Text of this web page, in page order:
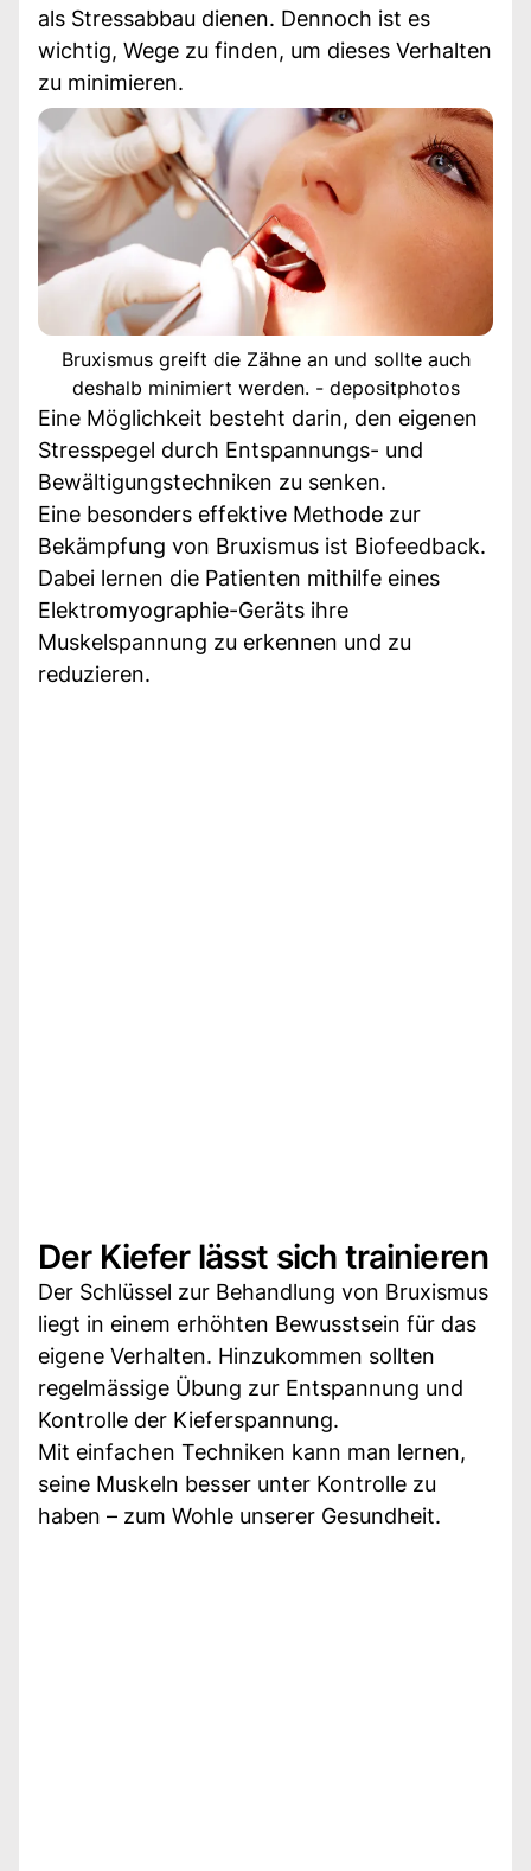
als Stressabbau dienen. Dennoch ist es
wichtig, Wege zu finden, um dieses Verhalten
zu minimieren.
Bruxismus greift die Zähne an und sollte auch
deshalb minimiert werden. - depositphotos
Eine Möglichkeit besteht darin, den eigenen
Stresspegel durch Entspannungs- und
Bewältigungstechniken zu senken.
Eine besonders effektive Methode zur
Bekämpfung von Bruxismus ist Biofeedback.
Dabei lernen die Patienten mithilfe eines
Elektromyographie-Geräts ihre
Muskelspannung zu erkennen und zu
reduzieren.
Der Kiefer lässt sich trainieren
Der Schlüssel zur Behandlung von Bruxismus
liegt in einem erhöhten Bewusstsein für das
eigene Verhalten. Hinzukommen sollten
regelmässige Übung zur Entspannung und
Kontrolle der Kieferspannung.
Mit einfachen Techniken kann man lernen,
seine Muskeln besser unter Kontrolle zu
haben – zum Wohle unserer Gesundheit.